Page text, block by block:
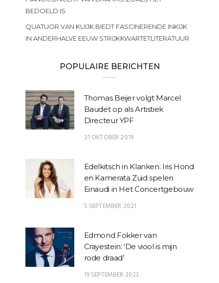
BEDOELD IS
QUATUOR VAN KUIJK BIEDT FASCINERENDE INKIJK
IN ANDERHALVE EEUW STRIJKKWARTETLITERATUUR
POPULAIRE BERICHTEN
Thomas Beijer volgt Marcel
Baudet op als Artistiek
Directeur YPF
21 OKTOBER 2019
Edelkitsch in Klanken: Iris Hond
en Kamerata Zuid spelen
Einaudi in Het Concertgebouw
5 SEPTEMBER 2021
Edmond Fokker van
Crayestein: ‘De viool is mijn
rode draad’
19 SEPTEMBER 2023